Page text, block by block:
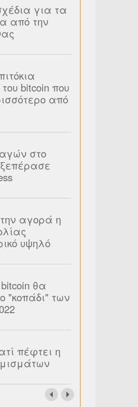
για τα
από την
bitcoin που
από
στο
ξεπέρασε
αγορά η
υψηλό
θα
"κοπάδι" των
πέφτει η